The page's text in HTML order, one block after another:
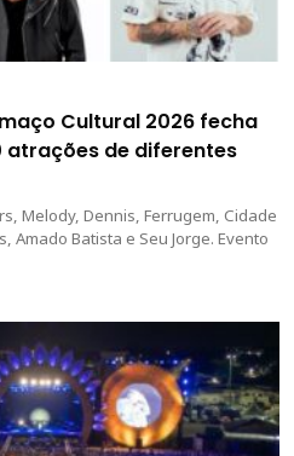
Cultural 2026 fecha
atrações de diferentes
Melody, Dennis, Ferrugem, Cidade
Amado Batista e Seu Jorge. Evento